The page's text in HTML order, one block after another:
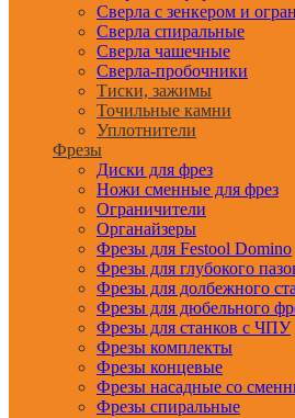
Сверла с зенкером и
Сверла спиральные
Сверла чашечные
Сверла-пробочники
Тиски, зажимы
Точильные камни
Уплотнители
Фрезы
Диски для фрез
Ножи сменные для фрез
Ограничители
Органайзеры
Фрезы для Festool Domino
Фрезы для глубокого
Фрезы для долбежного
Фрезы для дюбельного
Фрезы для станков с ЧПУ
Фрезы комплекты
Фрезы концевые
Фрезы насадные со
Фрезы спиральные